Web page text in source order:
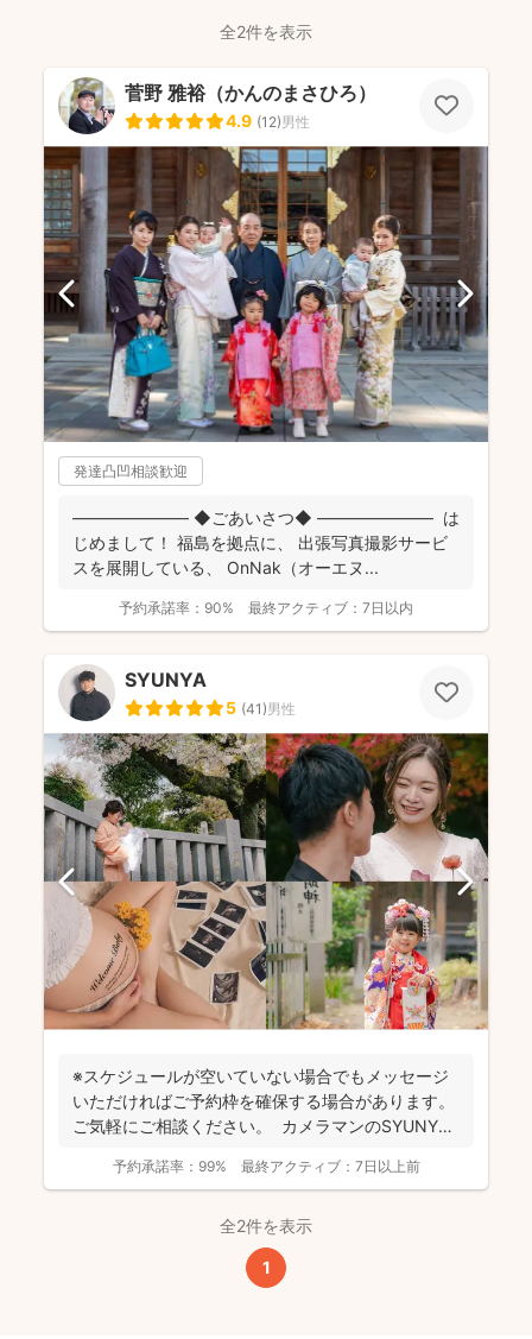
全2件を表示
菅野 雅裕（かんのまさひろ）
4.9 (12)男性
発達凸凹相談歓迎
――――――― ◆ごあいさつ◆ ――――――― は
じめまして！ 福島を拠点に、 出張写真撮影サービ
スを展開している、 OnNak（オーエヌ...
予約承諾率： 90% 最終アクティブ： 7日以内
SYUNYA
5 (41)男性
※スケジュールが空いていない場合でもメッセージ
いただければご予約枠を確保する場合があります。
ご気軽にご相談ください。 カメラマンのSYUNYA
予約承諾率： 99% 最終アクティブ： 7日以上前
全2件を表示
1